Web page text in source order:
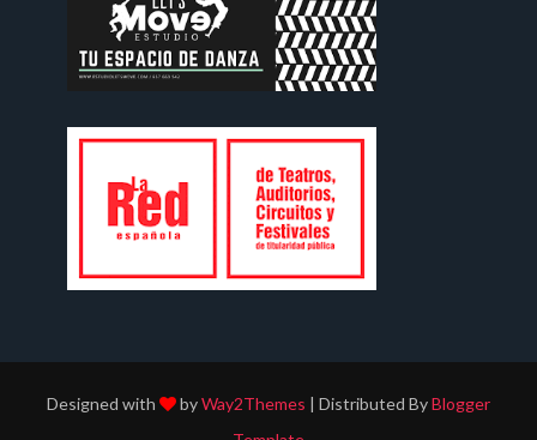
Designed with byWay2Themes | Distributed ByBlogger